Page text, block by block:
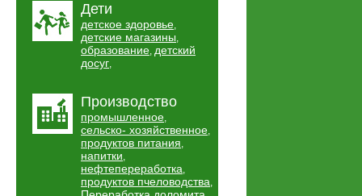
Дети
детское здоровье,
детские магазины,
образование, детский
досуг,
Производство
промышленное,
сельско- хозяйственное,
продуктов питания,
напитки,
нефтепереработка,
продуктов пчеловодства,